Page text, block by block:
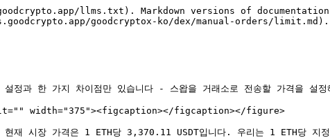
llms.txt). Markdown versions of
goodcryptox-ko/dex/manual-orders/limit.md).
한 가지 차이점만 있습니다 - 스왑을 거래소로 전송할 가격을 설정
width="375"><figcaption></figcaption></figure>
시장 가격은 1 ETH당 3,370.11 USDT입니다. 우리는 1 ETH당 지